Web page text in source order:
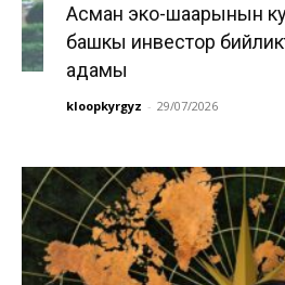
Асман эко-шаарынын
башкы инвестор
адамы
kloopkyrgyz - 29/07/2026